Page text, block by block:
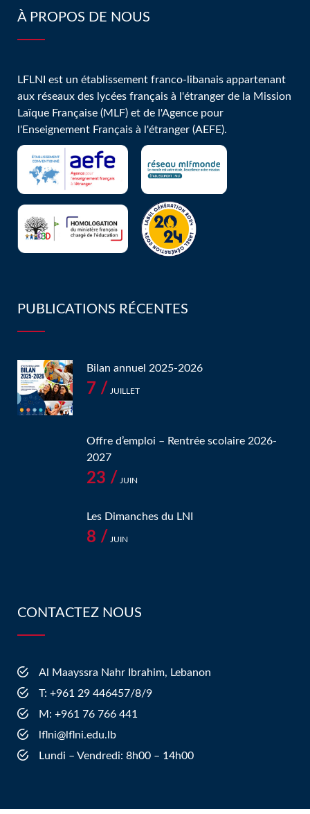
À PROPOS DE NOUS
LFLNI est un établissement franco-libanais appartenant
aux réseaux des lycées français à l'étranger de la Mission
Laïque Française (MLF) et de l'Agence pour
l'Enseignement Français à l'étranger (AEFE).
PUBLICATIONS RÉCENTES
Bilan annuel 2025-2026
7 / JUILLET
Offre d’emploi – Rentrée scolaire 2026-
2027
23 / JUIN
Les Dimanches du LNI
8 / JUIN
CONTACTEZ NOUS
Al Maayssra Nahr Ibrahim, Lebanon
​T: +961 29 446457/8/9
​M: +961 76 766 441
lflni@lflni.edu.lb
Lundi – Vendredi: 8h00 – 14h00